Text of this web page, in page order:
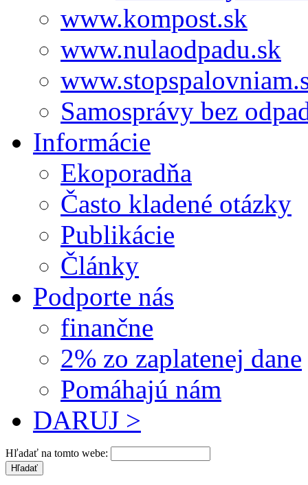
www.kompost.sk
www.nulaodpadu.sk
Samosprávy bez
Informácie
Ekoporadňa
Často kladené otázky
Publikácie
Články
Podporte nás
finančne
2% zo zaplatenej dane
Pomáhajú nám
DARUJ >
Hľadať na tomto webe: